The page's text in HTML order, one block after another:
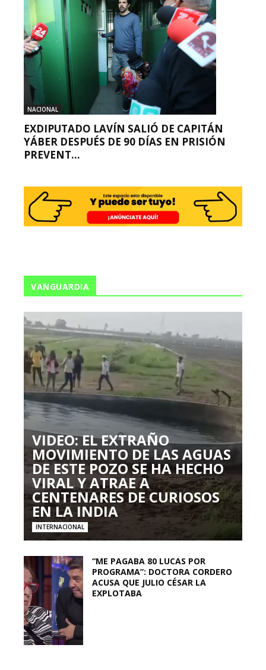
NACIONAL
EXDIPUTADO LAVÍN SALIÓ DE CAPITÁN
YÁBER DESPUÉS DE 90 DÍAS EN PRISIÓN
PREVENT...
VANGUARDIA
VIDEO: EL EXTRAÑO
MOVIMIENTO DE LAS AGUAS
DE ESTE POZO SE HA HECHO
VIRAL Y ATRAE A
CENTENARES DE CURIOSOS
EN LA INDIA
INTERNACIONAL
“ME PAGABA 80 LUCAS POR
PROGRAMA”: DOCTORA CORDERO
ACUSA QUE JULIO CÉSAR LA
EXPLOTABA